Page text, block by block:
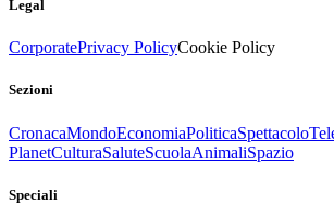
Legal
CorporatePrivacy PolicyCookie Policy
Sezioni
CronacaMondoEconomiaPoliticaSpettacolo
PlanetCulturaSaluteScuolaAnimaliSpazio
Speciali